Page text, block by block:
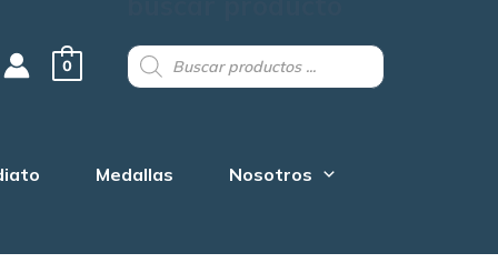
0
Products
search
Medallas Nosotros